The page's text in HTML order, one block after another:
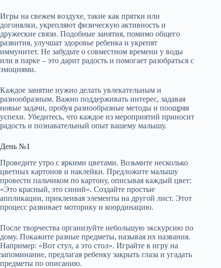
Игры на свежем воздухе, такие как прятки или
догонялки, укрепляют физическую активность и
дружеские связи. Подобные занятия, помимо общего
развития, улучшат здоровье ребенка и укрепят
иммунитет. Не забудьте о совместном времени у воды
или в парке – это дарит радость и помогает разобраться с
эмоциями.
Каждое занятие нужно делать увлекательным и
разнообразным. Важно поддерживать интерес, задавая
новые задачи, пробуя разнообразные методы и поощряя
успехи. Убедитесь, что каждое из мероприятий приносит
радость и познавательный опыт вашему малышу.
День №1
Проведите утро с яркими цветами. Возьмите несколько
цветных картонов и наклейки. Предложите малышу
провести пальчиком по картону, описывая каждый цвет:
«Это красный, это синий». Создайте простые
аппликации, приклеивая элементы на другой лист. Этот
процесс развивает моторику и координацию.
После творчества организуйте небольшую экскурсию по
дому. Покажите разные предметы, называя их названия.
Например: «Вот стул, а это стол». Играйте в игру на
запоминание, предлагая ребенку закрыть глаза и угадать
предметы по описанию.